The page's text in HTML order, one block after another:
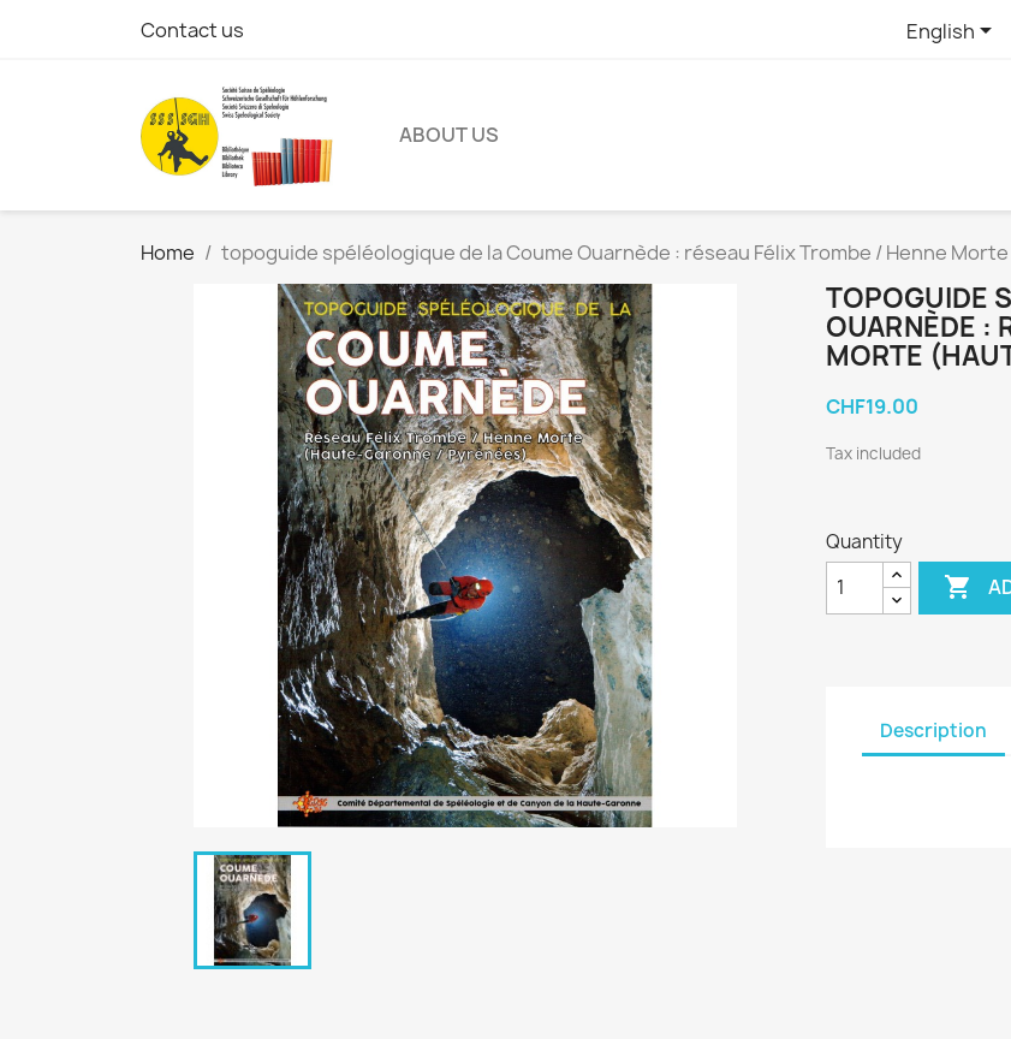
Contact us English
ABOUT US
Home topoguide spéléologique de la Coume Ouarnède : réseau Félix Trombe / Henne
TOPOGUIDE
OUARNÈDE :
MORTE
CHF19.00
Tax included
Quantity

Description